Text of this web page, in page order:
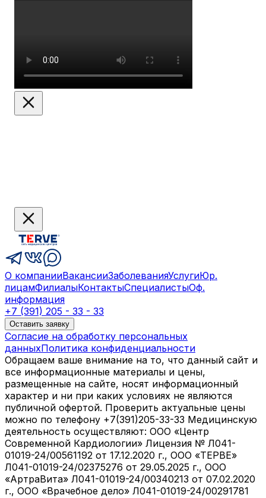
О компанииВакансииЗаболеванияУслугиЮр.
лицамФилиалыКонтактыСпециалистыОф.
информация
+7 (391) 205 - 33 - 33
Оставить заявку
Согласие на обработку персональных
данныхПолитика конфиденциальности
Обращаем ваше внимание на то, что данный сайт и
все информационные материалы и цены,
размещенные на сайте, носят информационный
характер и ни при каких условиях не являются
публичной офертой. Проверить актуальные цены
можно по телефону +7(391)205-33-33 Медицинскую
деятельность осуществляют: ООО «Центр
Современной Кардиологии» Лицензия № Л041-
01019-24/00561192 от 17.12.2020 г., ООО «ТЕРВЕ»
Л041-01019-24/02375276 от 29.05.2025 г., ООО
«АртраВита» Л041-01019-24/00340213 от 07.02.2020
г., ООО «Врачебное дело» Л041-01019-24/00291781